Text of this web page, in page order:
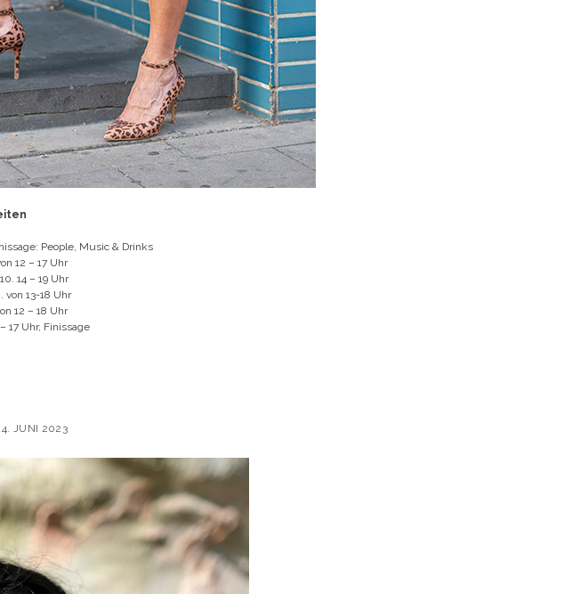
People, Music & Drinks
12 – 17 Uhr
14 – 19 Uhr
von 13-18 Uhr
12 – 18 Uhr
17 Uhr, Finissage
JUNI 2023